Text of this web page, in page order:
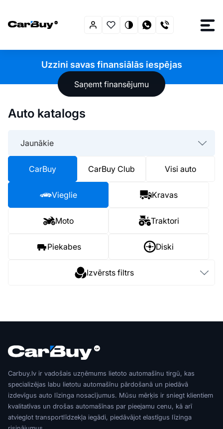
Uzzini savas finansiālās iespējas
Saņemt finansējumu
Auto katalogs
Jaunākie
CarBuy CarBuy Club Visi auto
Vieglie Kravas
Moto Traktori
Piekabes Diski
Izvērsts filtrs
Carbuy.lv ir vadošais uzņēmums lietoto automašīnu tirgū, kas
specializējas labu lietotu automašīnu pārdošanā un piedāvā
izdevīgus auto līzinga nosacījumus. Mūsu mērķis ir sniegt klientiem
kvalitatīvas un drošas automašīnas par pieejamu cenu, kā arī
atvieglot transportlīdzekļa iegādi, piedāvājot elastīgus līzinga